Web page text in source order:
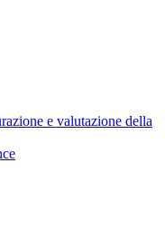
e valutazione della